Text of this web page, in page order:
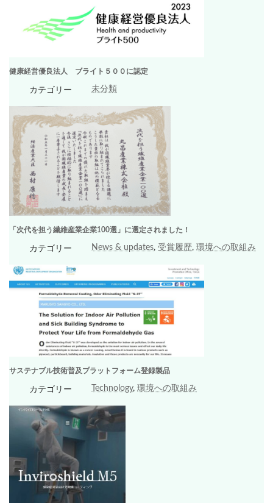
健康経営優良法人 ブライト５００に認定
カテゴリー 未分類
「次代を担う繊維産業企業100選」に選定されました！
カテゴリー News & updates, 受賞履歴, 環境への取組み
サステナブル技術普及プラットフォーム登録製品
カテゴリー Technology, 環境への取組み